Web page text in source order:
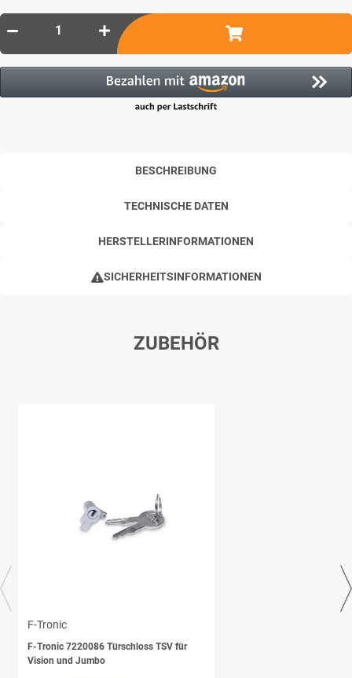
BESCHREIBUNG
TECHNISCHE DATEN
HERSTELLERINFORMATIONEN
SICHERHEITSINFORMATIONEN
ZUBEHÖR
F-Tronic
F-Tronic 7220086 Türschloss TSV für
Vision und Jumbo